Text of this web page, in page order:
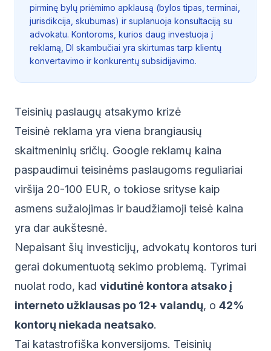
pirminę bylų priėmimo apklausą (bylos tipas, terminai,
jurisdikcija, skubumas) ir suplanuoja konsultaciją su
advokatu. Kontoroms, kurios daug investuoja į
reklamą, DI skambučiai yra skirtumas tarp klientų
konvertavimo ir konkurentų subsidijavimo.
Teisinių paslaugų atsakymo krizė
Teisinė reklama yra viena brangiausių
skaitmeninių sričių. Google reklamų kaina
paspaudimui teisinėms paslaugoms reguliariai
viršija 20-100 EUR, o tokiose srityse kaip
asmens sužalojimas ir baudžiamoji teisė kaina
yra dar aukštesnė.
Nepaisant šių investicijų, advokatų kontoros turi
gerai dokumentuotą sekimo problemą. Tyrimai
nuolat rodo, kad vidutinė kontora atsako į
interneto užklausas po 12+ valandų, o 42%
kontorų niekada neatsako.
Tai katastrofiška konversijoms. Teisinių